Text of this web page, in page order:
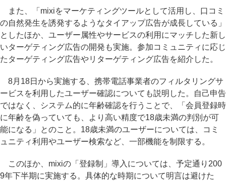
また、「mixiをマーケティングツールとして活用し、口コミ
の自然発生を誘発するようなタイアップ広告が成長している」
としたほか、ユーザー属性やサービスの利用にマッチした新し
いターゲティング広告の開発も実施。参加コミュニティに応じ
たターゲティング広告やリターゲティング広告を紹介した。
8月18日から実施する、携帯電話事業者のフィルタリングサ
ービスを利用したユーザー確認についても説明した。自己申告
ではなく、システム的に年齢確認を行うことで、「会員登録時
に年齢を偽っていても、より高い精度で18歳未満の判別が可
能になる」とのこと。18歳未満のユーザーについては、コミ
ュニティ利用やユーザー検索など、一部機能を制限する。
このほか、mixiの「登録制」導入については、予定通り200
9年下半期に実施する。具体的な時期について明言は避けた